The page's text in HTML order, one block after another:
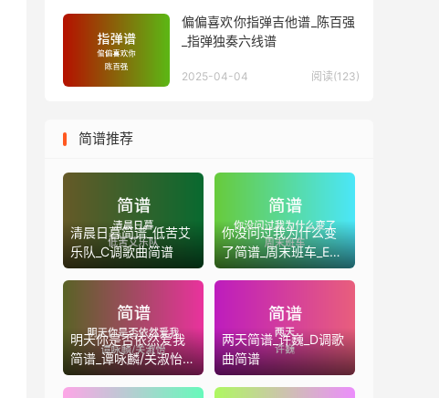
偏偏喜欢你指弹吉他谱_陈百强
_指弹独奏六线谱
2025-04-04 阅读(123)
简谱推荐
清晨日暮简谱_低苦艾
乐队_C调歌曲简谱
你没问过我为什么变
了简谱_周末班车_E调
歌曲简谱
明天你是否依然爱我
简谱_谭咏麟/关淑怡_
降E调歌曲简谱(版本
两天简谱_许巍_D调歌
曲简谱